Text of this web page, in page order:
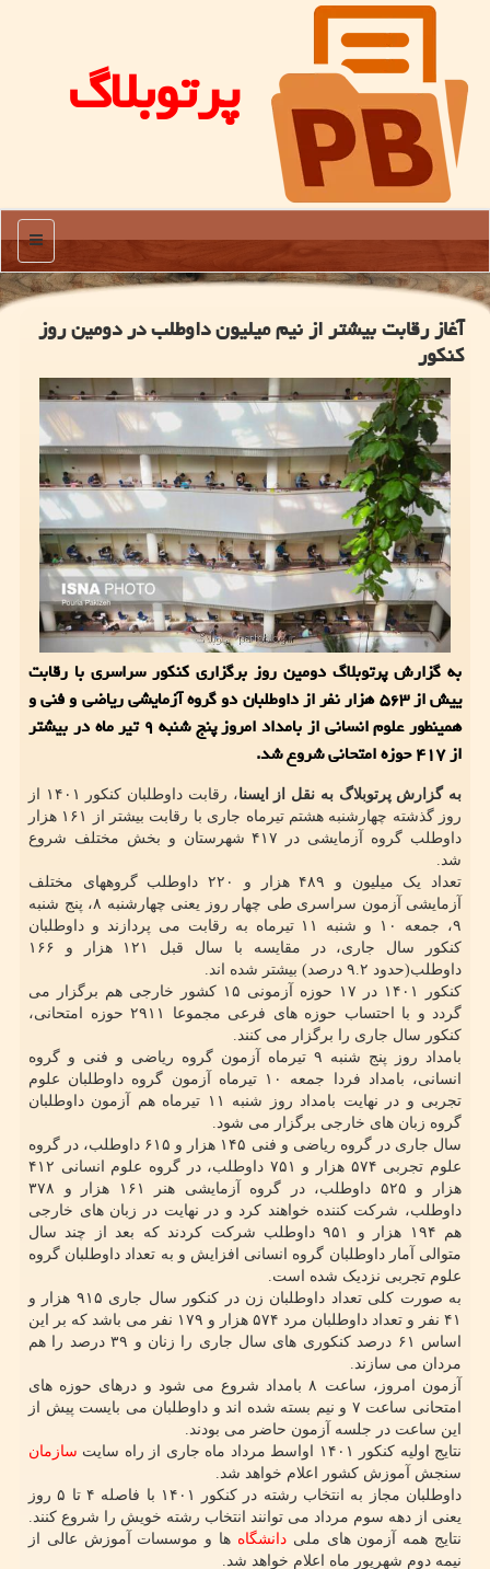
پرتوبلاگ
منو
آغاز رقابت بیشتر از نیم میلیون داوطلب در دومین روز
کنکور
به گزارش پرتوبلاگ دومین روز برگزاری کنکور سراسری با رقابت
ییش از ۵۶۳ هزار نفر از داوطلبان دو گروه آزمایشی ریاضی و فنی و
همینطور علوم انسانی از بامداد امروز پنج شنبه ۹ تیر ماه در بیشتر
از ۴۱۷ حوزه امتحانی شروع شد.
به گزارش پرتوبلاگ به نقل از ایسنا
، رقابت داوطلبان کنکور ۱۴۰۱ از
روز گذشته چهارشنبه هشتم تیرماه جاری با رقابت بیشتر از ۱۶۱ هزار
داوطلب گروه آزمایشی در ۴۱۷ شهرستان و بخش مختلف شروع
شد.
تعداد یک میلیون و ۴۸۹ هزار و ۲۲۰ داوطلب گروههای مختلف
آزمایشی آزمون سراسری طی چهار روز یعنی چهارشنبه ۸، پنج شنبه
۹، جمعه ۱۰ و شنبه ۱۱ تیرماه به رقابت می پردازند و داوطلبان
کنکور سال جاری، در مقایسه با سال قبل ۱۲۱ هزار و ۱۶۶
داوطلب(حدود ۹.۲ درصد) بیشتر شده اند.
کنکور ۱۴۰۱ در ۱۷ حوزه آزمونی ۱۵ کشور خارجی هم برگزار می
گردد و با احتساب حوزه های فرعی مجموعا ۲۹۱۱ حوزه امتحانی،
کنکور سال جاری را برگزار می کنند.
بامداد روز پنج شنبه ۹ تیرماه آزمون گروه ریاضی و فنی و گروه
انسانی، بامداد فردا جمعه ۱۰ تیرماه آزمون گروه داوطلبان علوم
تجربی و در نهایت بامداد روز شنبه ۱۱ تیرماه هم آزمون داوطلبان
گروه زبان های خارجی برگزار می شود.
سال جاری در گروه ریاضی و فنی ۱۴۵ هزار و ۶۱۵ داوطلب، در گروه
علوم تجربی ۵۷۴ هزار و ۷۵۱ داوطلب، در گروه علوم انسانی ۴۱۲
هزار و ۵۲۵ داوطلب، در گروه آزمایشی هنر ۱۶۱ هزار و ۳۷۸
داوطلب، شرکت کننده خواهند کرد و در نهایت در زبان های خارجی
هم ۱۹۴ هزار و ۹۵۱ داوطلب شرکت کردند که بعد از چند سال
متوالی آمار داوطلبان گروه انسانی افزایش و به تعداد داوطلبان گروه
علوم تجربی نزدیک شده است.
به صورت کلی تعداد داوطلبان زن در کنکور سال جاری ۹۱۵ هزار و
۴۱ نفر و تعداد داوطلبان مرد ۵۷۴ هزار و ۱۷۹ نفر می باشد که بر این
اساس ۶۱ درصد کنکوری های سال جاری را زنان و ۳۹ درصد را هم
مردان می سازند.
آزمون امروز، ساعت ۸ بامداد شروع می شود و درهای حوزه های
امتحانی ساعت ۷ و نیم بسته شده اند و داوطلبان می بایست پیش از
این ساعت در جلسه آزمون حاضر می بودند.
نتایج اولیه کنکور ۱۴۰۱ اواسط مرداد ماه جاری از راه سایت
سازمان
سنجش آموزش کشور اعلام خواهد شد.
داوطلبان مجاز به انتخاب رشته در کنکور ۱۴۰۱ با فاصله ۴ تا ۵ روز
یعنی از دهه سوم مرداد می توانند انتخاب رشته خویش را شروع کنند.
نتایج همه آزمون های ملیدانشگاه ها و موسسات آموزش عالی از
نیمه دوم شهریور ماه اعلام خواهد شد.